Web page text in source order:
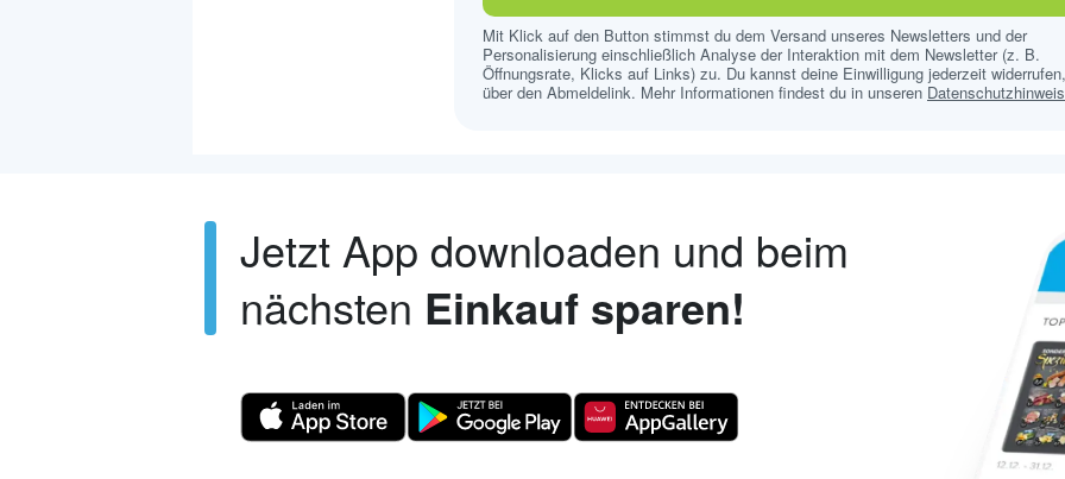
Mit Klick auf den Button stimmst du dem Versand unseres Newsletters und der
Personalisierung einschließlich Analyse der Interaktion mit dem Newsletter (z. B.
Öffnungsrate, Klicks auf Links) zu. Du kannst deine Einwilligung jederzeit
über den Abmeldelink. Mehr Informationen findest du in unseren
Jetzt App downloaden und beim
nächsten Einkauf sparen!